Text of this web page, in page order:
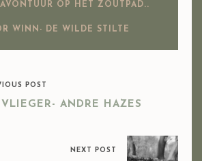
OP HET ZOUTPAD..
WINN- DE WILDE STILTE
POST
ANDRE HAZES
NEXT POST